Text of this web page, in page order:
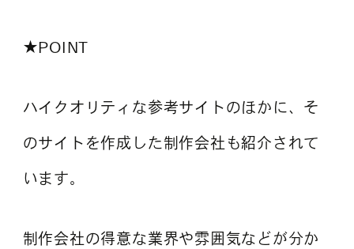
★POINT
ハイクオリティな参考サイトのほかに、そ
のサイトを作成した制作会社も紹介されて
います。
制作会社の得意な業界や雰囲気などが分か